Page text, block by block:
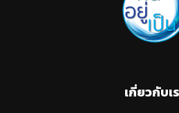
เกี่ยวกับเ